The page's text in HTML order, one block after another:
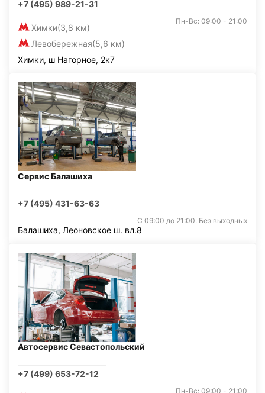
+7 (495) 989-21-31
Химки(3,8 км)
Левобережная(5,6 км)
Пн-Вс: 09:00 - 21:00
Химки, ш Нагорное, 2к7
Сервис Балашиха
+7 (495) 431-63-63
С 09:00 до 21:00. Без выходных
Балашиха, Леоновское ш. вл.8
Автосервис Севастопольский
+7 (499) 653-72-12
Пн-Вс: 09:00 - 21:00